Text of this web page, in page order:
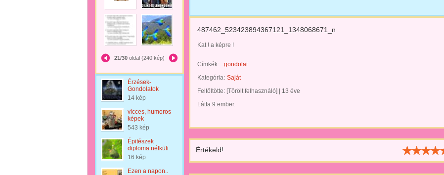
21/30 oldal (240 kép)
Érzések-
Gondolatok
14 kép
vicces, humoros
képek
543 kép
Épitészek
diploma nélküli
16 kép
Ezen a napon..
487462_523423894367121_1348068671_n
Kat ! a képre !
Címkék:
gondolat
Kategória: Saját
Feltöltötte: [Törölt felhasználó]
13 éve
Látta 9 ember.
Értékeld!